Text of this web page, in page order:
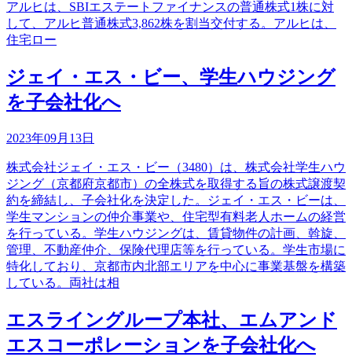
アルヒは、SBIエステートファイナンスの普通株式1株に対
して、アルヒ普通株式3,862株を割当交付する。アルヒは、
住宅ロー
ジェイ・エス・ビー、学生ハウジング
を子会社化へ
2023年09月13日
株式会社ジェイ・エス・ビー（3480）は、株式会社学生ハウ
ジング（京都府京都市）の全株式を取得する旨の株式譲渡契
約を締結し、子会社化を決定した。ジェイ・エス・ビーは、
学生マンションの仲介事業や、住宅型有料老人ホームの経営
を行っている。学生ハウジングは、賃貸物件の計画、斡旋、
管理、不動産仲介、保険代理店等を行っている。学生市場に
特化しており、京都市内北部エリアを中心に事業基盤を構築
している。両社は相
エスライングループ本社、エムアンド
エスコーポレーションを子会社化へ